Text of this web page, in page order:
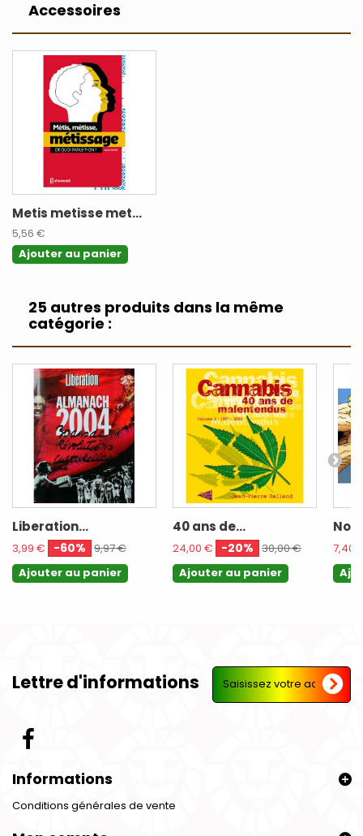
Accessoires
Metis metisse met...
5,56 €
Ajouter au panier
25 autres produits dans la même
catégorie :
Liberation...
3,99 € -60% 9,97 €
Ajouter au panier
40 ans de...
24,00 € -20% 30,00 €
Ajouter au panier
7,40
Lettre d'informations
Informations
Conditions générales de vente